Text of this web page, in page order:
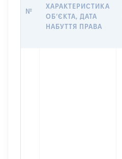
№
ХАРАКТЕРИСТИКА
ОБʼЄКТА, ДАТА
НАБУТТЯ ПРАВА